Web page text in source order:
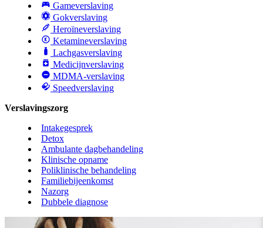
Gameverslaving
Gokverslaving
Heroïneverslaving
Ketamineverslaving
Lachgasverslaving
Medicijnverslaving
MDMA-verslaving
Speedverslaving
Verslavingszorg
Intakegesprek
Detox
Ambulante dagbehandeling
Klinische opname
Poliklinische behandeling
Familiebijeenkomst
Nazorg
Dubbele diagnose